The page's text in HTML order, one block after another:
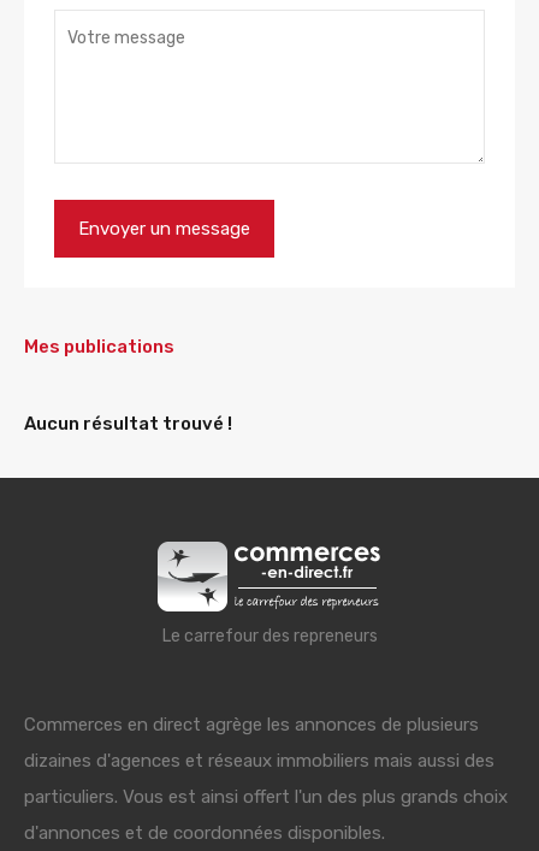
Mes publications
Aucun résultat trouvé !
Le carrefour des repreneurs
Commerces en direct agrège les annonces de plusieurs
dizaines d'agences et réseaux immobiliers mais aussi des
particuliers. Vous est ainsi offert l'un des plus grands choix
d'annonces et de coordonnées disponibles.